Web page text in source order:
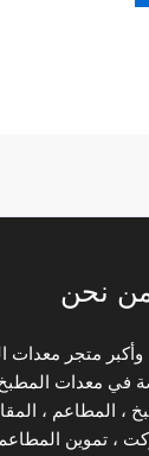
نحن
متجر معدات
في معدات
، المطاعم ،
، تموين